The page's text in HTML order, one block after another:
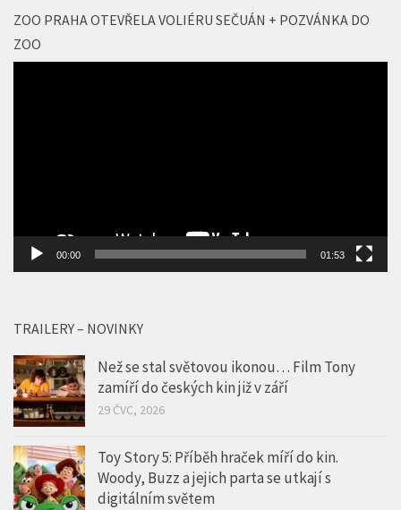
ZOO PRAHA OTEVŘELA VOLIÉRU SEČUÁN + POZVÁNKA DO
ZOO
00:00 01:53
TRAILERY – NOVINKY
Než se stal světovou ikonou… Film Tony
zamíří do českých kin již v září
29 ČVC, 2026
Toy Story 5: Příběh hraček míří do kin.
Woody, Buzz a jejich parta se utkají s
digitálním světem